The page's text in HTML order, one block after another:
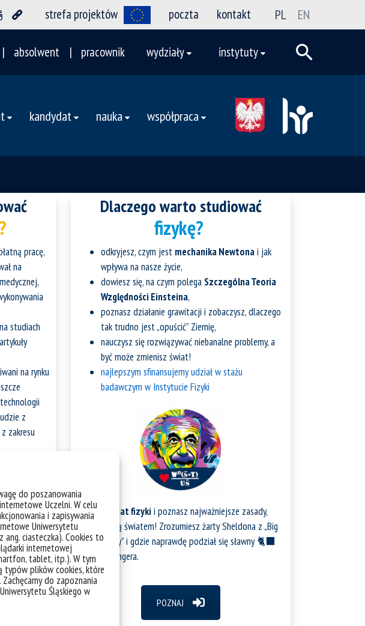
do poszanowania
Uczelni. W celu
i zapisywania
Uniwersytetu
ciasteczka). Cookies to
internetowej
tablet, itp.). W tym
typów plików cookies, które
do zapoznania
Śląskiego w
strefa projektów poczta kontakt PL EN
absolwent pracownik wydziały instytuty
kandydat nauka współpraca
pracę,
na
studiach
na rynku
z
zakresu
(EMG),
Dlaczego warto studiować
fizykę?
odkryjesz, czym jest mechanika Newtonai jak
wpływa na nasze życie,
dowiesz się, na czym polega Szczególna Teoria
Względności Einsteina,
poznasz działanie grawitacji i zobaczysz, dlaczego
tak trudno jest „opuścić” Ziemię,
nauczysz się rozwiązywać niebanalne problemy, a
być może zmienisz świat!
najlepszym sfinansujemy udział w stażu
badawczym w Instytucie Fizyki
Zgłębisz świat fizykii poznasz najważniejsze zasady,
które rządzą światem! Zrozumiesz żarty Sheldona z „Big
Bang Theory” i gdzie naprawdę podział się sławny 🐈‍⬛
kot Schrödingera.
POZNAJ